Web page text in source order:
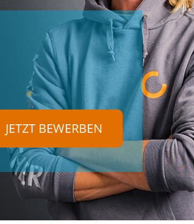
JETZT BEWERBEN